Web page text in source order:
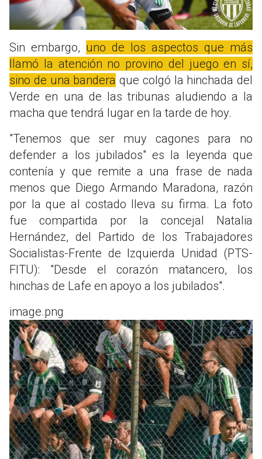
Sin embargo, uno de los aspectos que más
llamó la atención no provino del juego en sí,
sino de una bandera que colgó la hinchada del
Verde en una de las tribunas aludiendo a la
macha que tendrá lugar en la tarde de hoy.
"Tenemos que ser muy cagones para no
defender a los jubilados" es la leyenda que
contenía y que remite a una frase de nada
menos que Diego Armando Maradona, razón
por la que al costado lleva su firma. La foto
fue compartida por la concejal Natalia
Hernández, del Partido de los Trabajadores
Socialistas-Frente de Izquierda Unidad (PTS-
FITU): "Desde el corazón matancero, los
hinchas de Lafe en apoyo a los jubilados".
image.png